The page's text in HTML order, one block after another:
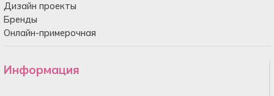
Дизайн проекты
Бренды
Онлайн-примерочная
Информация